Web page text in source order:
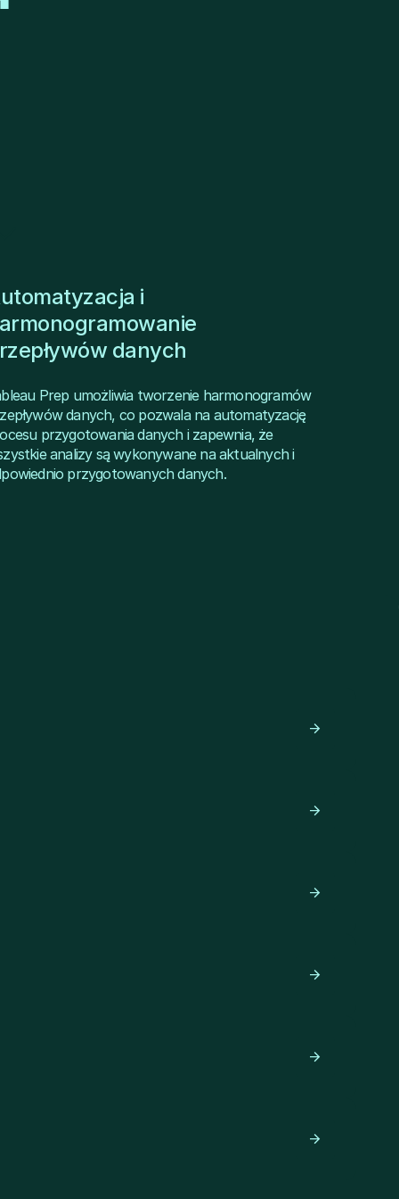
i
danych
Prep umożliwia tworzenie harmonogramów
danych, co pozwala na automatyzację
przygotowania danych i zapewnia, że
analizy są wykonywane na aktualnych i
przygotowanych danych.